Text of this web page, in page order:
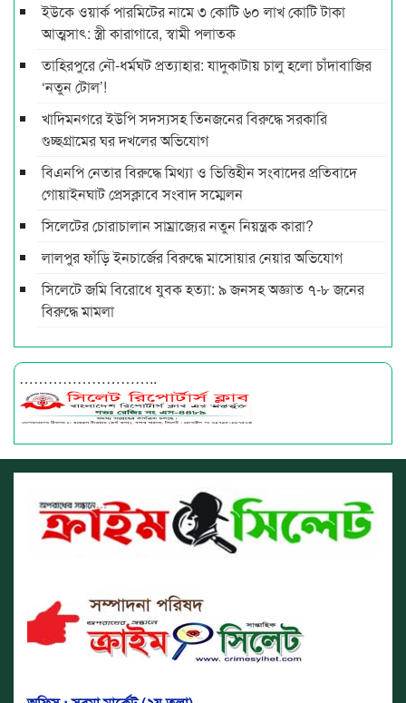
ইউকে ওয়ার্ক পারমিটের নামে ৩ কোটি ৬০ লাখ কোটি টাকা
আত্মসাৎ: স্ত্রী কারাগারে, স্বামী পলাতক
তাহিরপুরে নৌ-ধর্মঘট প্রত্যাহার: যাদুকাটায় চালু হলো চাঁদাবাজির
‘নতুন টোল’!
খাদিমনগরে ইউপি সদস্যসহ তিনজনের বিরুদ্ধে সরকারি
গুচ্ছগ্রামের ঘর দখলের অভিযোগ
বিএনপি নেতার বিরুদ্ধে মিথ্যা ও ভিত্তিহীন সংবাদের প্রতিবাদে
গোয়াইনঘাট প্রেসক্লাবে সংবাদ সম্মেলন
সিলেটের চোরাচালান সাম্রাজ্যের নতুন নিয়ন্ত্রক কারা?
লালপুর ফাঁড়ি ইনচার্জের বিরুদ্ধে মাসোয়ার নেয়ার অভিযোগ
সিলেটে জমি বিরোধে যুবক হত্যা: ৯ জনসহ অজ্ঞাত ৭-৮ জনের
বিরুদ্ধে মামলা
………………………..